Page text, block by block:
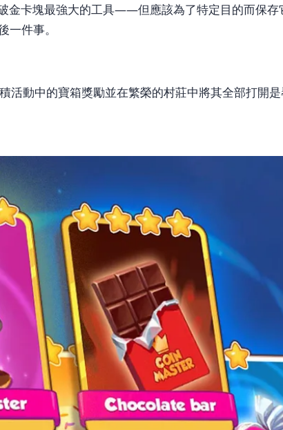
金卡塊最強大的工具——但應該為了特定目的而保
件事。
動中的寶箱獎勵並在繁榮的村莊中將其全部打開是